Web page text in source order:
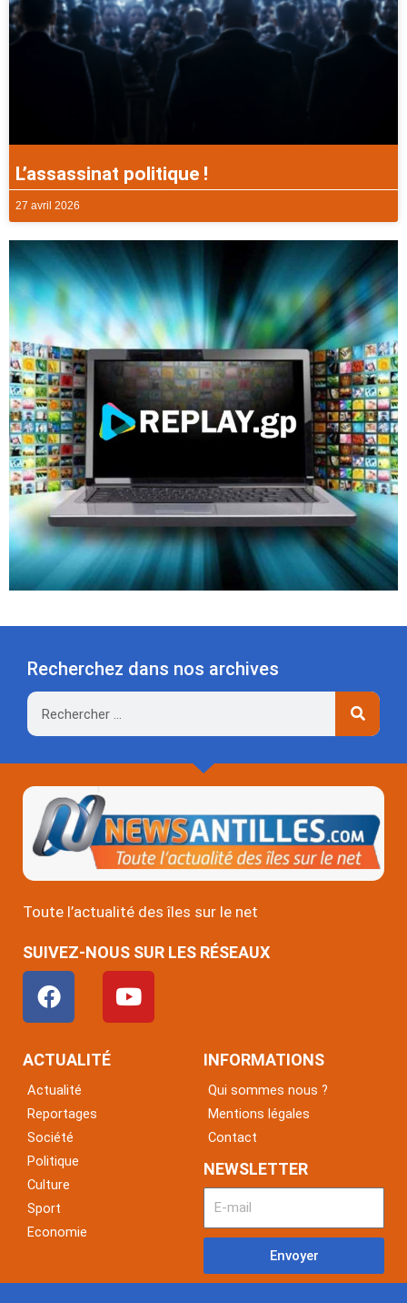
L’assassinat politique !
27 avril 2026
Recherchez dans nos archives
Rechercher
Toute l’actualité des îles sur le net
SUIVEZ-NOUS SUR LES RÉSEAUX
F
a
c
e
o
o
k
Y
o
u
ACTUALITÉ
Actualité
Reportages
Société
Politique
Culture
Sport
Economie
INFORMATIONS
Qui sommes nous ?
Mentions légales
Contact
NEWSLETTER
Envoyer